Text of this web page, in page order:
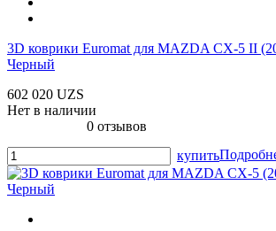
3D коврики Euromat для MAZDA CX-5 II
Черный
602 020 UZS
Нет в наличии
0 отзывов
купить